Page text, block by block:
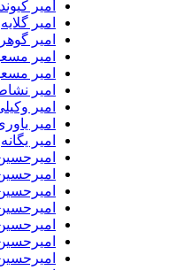
امیر کیوند
امیر گلایه
امیر گوهری
امیر مسعود امیری
امیر مسعود صدیق
امیر نشاطی
امیر وکیلی
امیر یاوری
امیر یگانه
امیرحسین افتخاری
امیرحسین ایمانی
امیرحسین پاک نهاد
امیرحسین حسینی
امیرحسین رضائی
امیرحسین مدرس
امیرحسین